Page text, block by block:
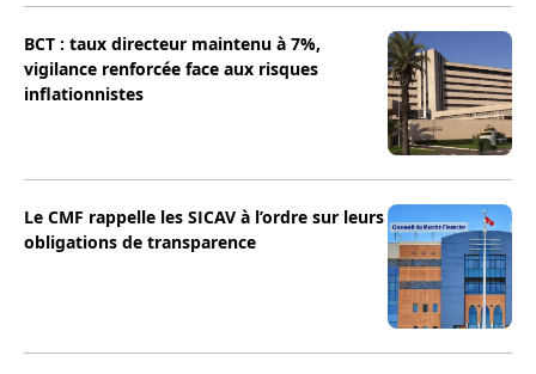
BCT : taux directeur maintenu à 7%,
vigilance renforcée face aux risques
inflationnistes
Le CMF rappelle les SICAV à l’ordre sur leurs
obligations de transparence